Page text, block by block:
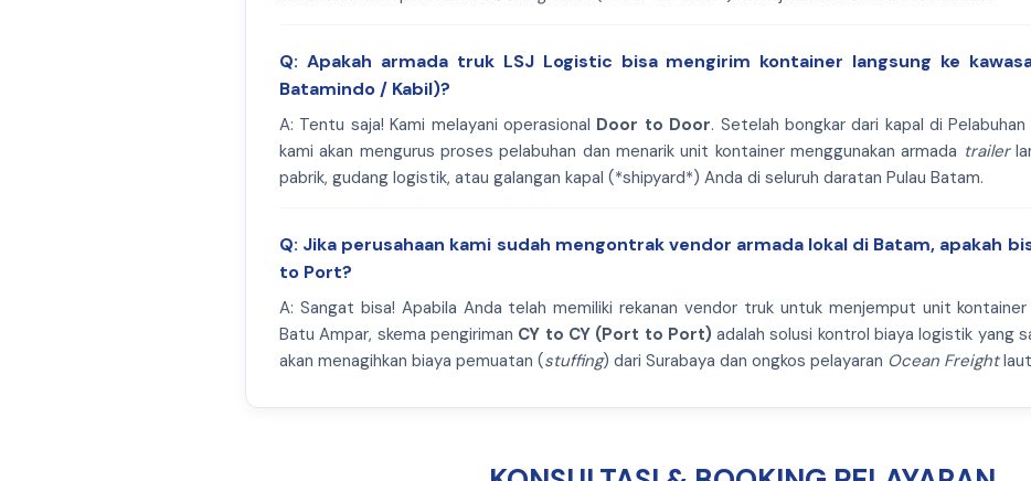
Q: Apakah armada truk LSJ Logistic bisa mengirim kontainer langsung ke
Batamindo / Kabil)?
A: Tentu saja! Kami melayani operasional Door to Door. Setelah bongkar dari kapal di
kami akan mengurus proses pelabuhan dan menarik unit kontainer menggunakan armada trailer
pabrik, gudang logistik, atau galangan kapal (*shipyard*) Anda di seluruh daratan Pulau Batam.
Q: Jika perusahaan kami sudah mengontrak vendor armada lokal di Batam, apakah
to Port?
A: Sangat bisa! Apabila Anda telah memiliki rekanan vendor truk untuk menjemput unit kontainer
Batu Ampar, skema pengiriman CY to CY (Port to Port) adalah solusi kontrol biaya logistik yang
akan menagihkan biaya pemuatan (stuffing) dari Surabaya dan ongkos pelayaran Ocean Freight